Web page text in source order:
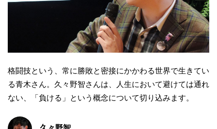
格闘技という、常に勝敗と密接にかかわる世界で生きてい
る青木さん。久々野智さんは、人生において避けては通れ
ない、「負ける」という概念について切り込みます。